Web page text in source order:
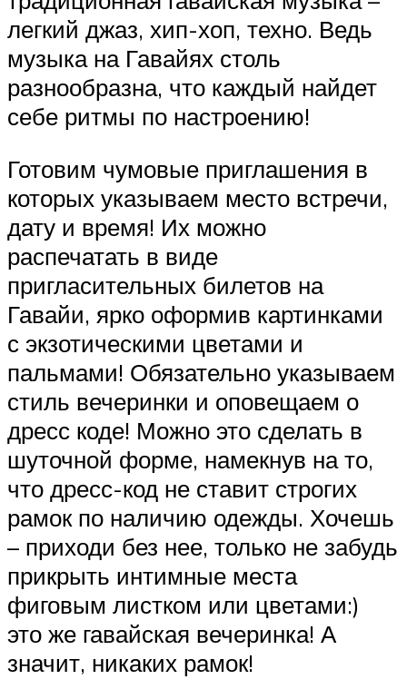
легкий джаз, хип-хоп, техно. Ведь
музыка на Гавайях столь
разнообразна, что каждый найдет
себе ритмы по настроению!
Готовим чумовые приглашения в
которых указываем место встречи,
дату и время! Их можно
распечатать в виде
пригласительных билетов на
Гавайи, ярко оформив картинками
с экзотическими цветами и
пальмами! Обязательно указываем
стиль вечеринки и оповещаем о
дресс коде! Можно это сделать в
шуточной форме, намекнув на то,
что дресс-код не ставит строгих
рамок по наличию одежды. Хочешь
– приходи без нее, только не забудь
прикрыть интимные места
фиговым листком или цветами:)
это же гавайская вечеринка! А
значит, никаких рамок!